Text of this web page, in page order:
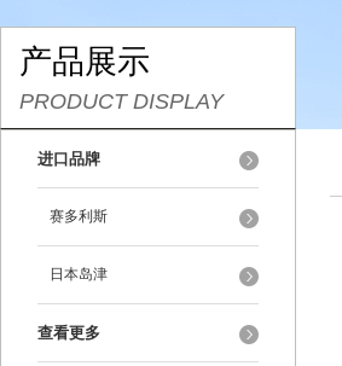
产品展示
PRODUCT DISPLAY
进口品牌
赛多利斯
日本岛津
查看更多